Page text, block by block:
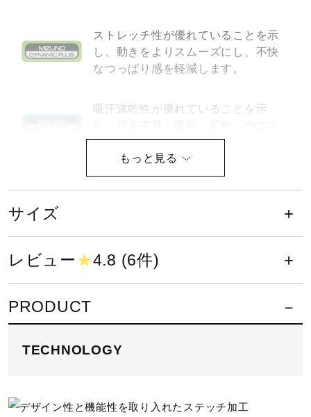
コラボ／ライセンス
その他
サポート
ストレッチ性が優れていることを示
し、動きをよりスムーズにし、不快
なつっぱり感を軽減します。
吸汗速乾性が優れていることを示
内を快適な状態に保ちます。
10分で肌が赤くなりはじめる場合、
サイズ
レビュー★4.8 (6件)
PRODUCT
TECHNOLOGY